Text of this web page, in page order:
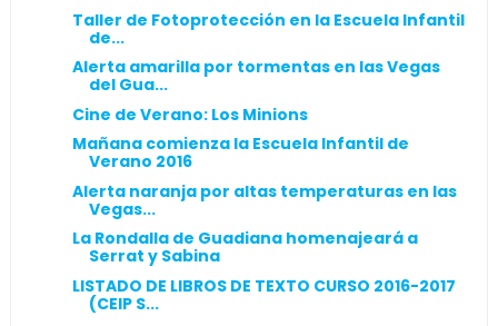
Taller de Fotoprotección en la Escuela Infantil
de...
Alerta amarilla por tormentas en las Vegas
del Gua...
Cine de Verano: Los Minions
Mañana comienza la Escuela Infantil de
Verano 2016
Alerta naranja por altas temperaturas en las
Vegas...
La Rondalla de Guadiana homenajeará a
Serrat y Sabina
LISTADO DE LIBROS DE TEXTO CURSO 2016-2017
(CEIP S...